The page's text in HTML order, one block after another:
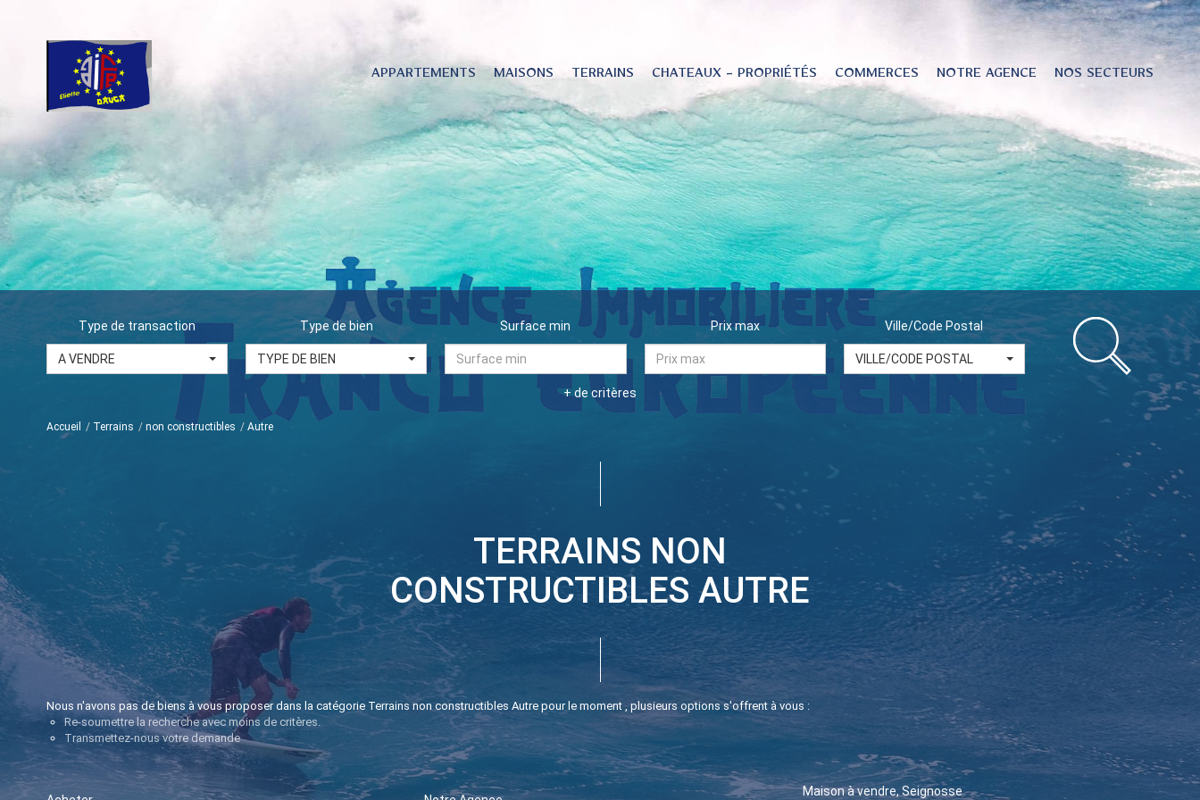
APPARTEMENTS MAISONS TERRAINS CHATEAUX - PROPRIÉTÉS COMMERCES NOTRE AGENCE NOS SECTEURS
Type de transaction
A VENDRE
Type de bien
TYPE DE BIEN
Surface min Prix max Ville/Code Postal
VILLE/CODE POSTAL
+ de critères
Accueil Terrains non constructibles Autre
TERRAINS NON
CONSTRUCTIBLES AUTRE
Nous n'avons pas de biens à vous proposer dans la catégorie Terrains non constructibles Autre pour le moment , plusieurs options s'offrent à vous :
Re-soumettre la recherche avec moins de critères.
Transmettez-nous votre demande
Maison à vendre, Seignosse